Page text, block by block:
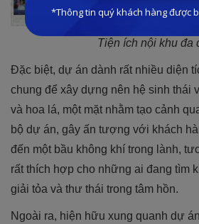
Tiện ích nội khu đa
Đặc biệt, dự án dành rất nhiều diện
chung để xây dựng nên hệ sinh thái
và hoa lá, một mặt nhằm tạo cảnh
bộ dự án, gây ấn tượng với khách
đến một bầu không khí trong lành,
rất thích hợp cho những ai đang tìm
giải tỏa và thư thái trong tâm hồn.
Ngoài ra, hiện hữu xung quanh dự